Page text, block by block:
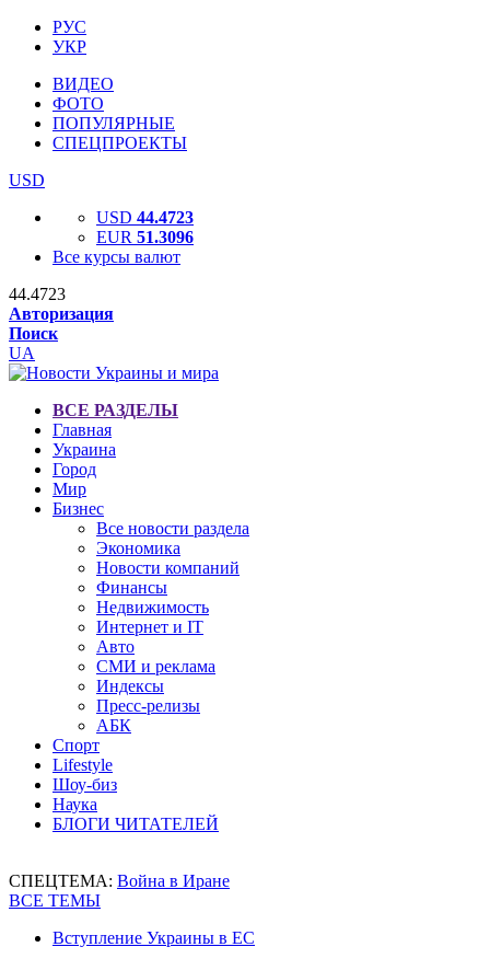
РУС
УКР
ВИДЕО
ФОТО
ПОПУЛЯРНЫЕ
СПЕЦПРОЕКТЫ
USD
USD 44.4723
EUR 51.3096
Все курсы валют
44.4723
Авторизация
Поиск
UA
ВСЕ РАЗДЕЛЫ
Главная
Украина
Город
Мир
Бизнес
Все новости раздела
Экономика
Новости компаний
Финансы
Недвижимость
Интернет и IT
Авто
СМИ и реклама
Индексы
Пресс-релизы
АБК
Спорт
Lifestyle
Шоу-биз
Наука
БЛОГИ ЧИТАТЕЛЕЙ
СПЕЦТЕМА: Война в Иране
ВСЕ ТЕМЫ
Вступление Украины в ЕС